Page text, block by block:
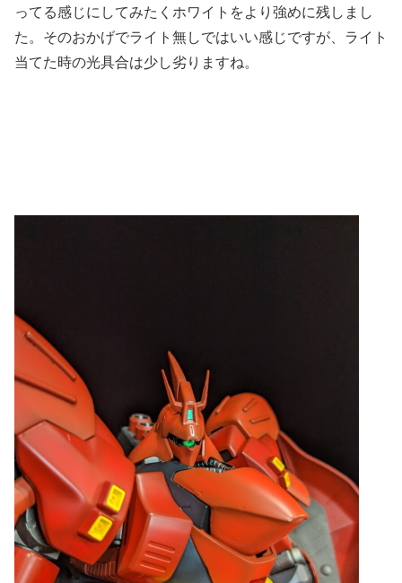
ってる感じにしてみたくホワイトをより強めに残しまし
た。そのおかげでライト無しではいい感じですが、ライト
当てた時の光具合は少し劣りますね。